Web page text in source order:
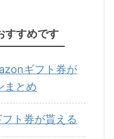
すすめです
ギフト券が
まとめ
ト券が貰える